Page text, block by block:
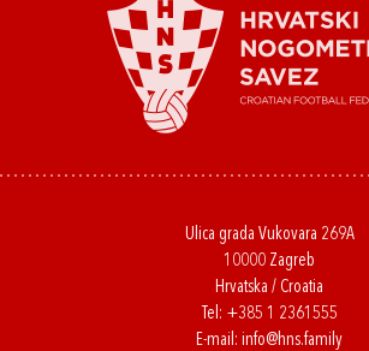
Ulica grada Vukovara 269A
10000 Zagreb
Hrvatska / Croatia
Tel: +385 1 2361555
E-mail: info@hns.family